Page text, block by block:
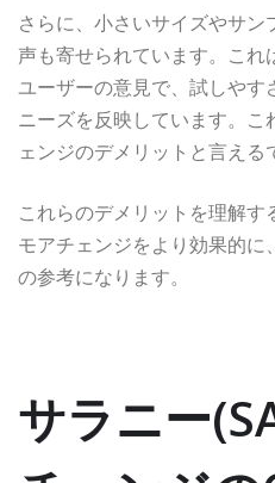
さらに、小さいサイズやサン
声も寄せられています。こ
ユーザーの意見で、試しやす
ニーズを反映しています。こ
ェンジのデメリットと言える
これらのデメリットを理解
モアチェンジをより効果的
の参考になります。
サラニー